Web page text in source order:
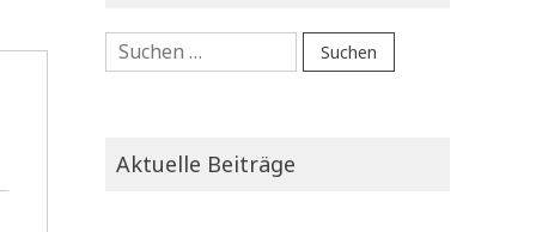
Suchen
nach:
Aktuelle Beiträge